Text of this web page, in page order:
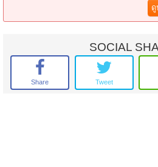
…
#บ้านกลางเมืองศรีนครินทร์
ดู
SOCIAL
Share Tweet